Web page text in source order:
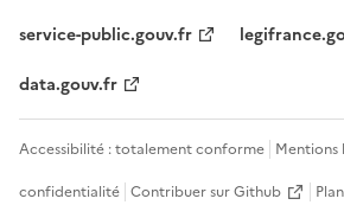
service-public.gouv.fr
data.gouv.fr
Accessibilité : totalement conforme Mentions
confidentialité Contribuer sur Github